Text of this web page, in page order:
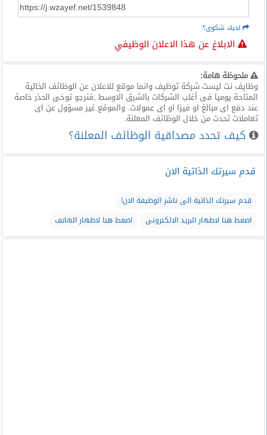
لديك شكوى؟:
الابلاغ عن هذا الاعلان الوظيفي
ملحوظة هامة:
وظايف نت ليست شركة توظيف وانما موقع للاعلان عن الوظائف الخالية
المتاحة يوميا فى أغلب الشركات بالشرق الاوسط ,فنرجو توخى الحذر خاصة
عند دفع اى مبالغ او فيزا او اى عمولات. والموقع غير مسؤول عن اى
تعاملات تحدث من خلال الوظائف المعلنة.
كيف تحدد مصداقية الوظائف المعلنة؟
قدم سيرتك الذاتية الان
قدم سيرتك الذاتية الى ناشر الوظيفة الان!
اضغط هنا لاظهار البريد الالكترونى
اضغط هنا لاظهار الهاتف